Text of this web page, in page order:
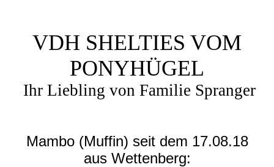
VDH SHELTIES VOM
PONYHÜGEL
Ihr Liebling von Familie Spranger
Mambo (Muffin) seit dem 17.08.18
aus Wettenberg: